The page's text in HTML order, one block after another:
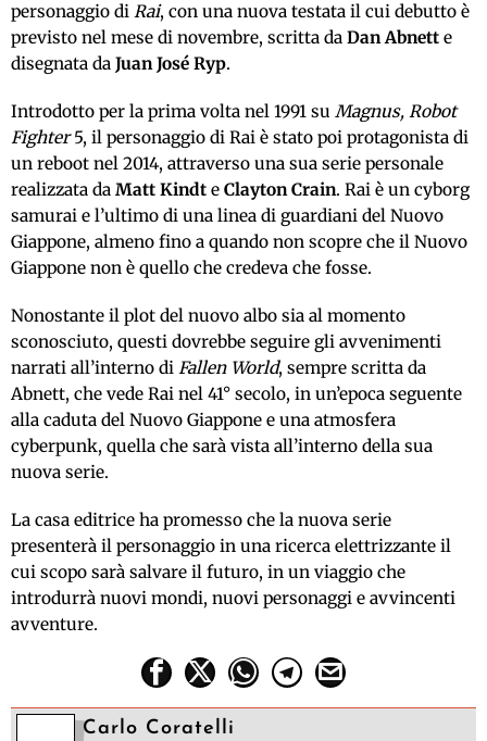
personaggio di Rai, con una nuova testata il cui debutto è
previsto nel mese di novembre, scritta da Dan Abnett e
disegnata da Juan José Ryp.
Introdotto per la prima volta nel 1991 su Magnus, Robot
Fighter5, il personaggio di Rai è stato poi protagonista di
un reboot nel 2014, attraverso una sua serie personale
realizzata da Matt Kindt e Clayton Crain. Rai è un cyborg
samurai e l’ultimo di una linea di guardiani del Nuovo
Giappone, almeno fino a quando non scopre che il Nuovo
Giappone non è quello che credeva che fosse.
Nonostante il plot del nuovo albo sia al momento
sconosciuto, questi dovrebbe seguire gli avvenimenti
narrati all’interno di Fallen World, sempre scritta da
Abnett, che vede Rai nel 41° secolo, in un’epoca seguente
alla caduta del Nuovo Giappone e una atmosfera
cyberpunk, quella che sarà vista all’interno della sua
nuova serie.
La casa editrice ha promesso che la nuova serie
presenterà il personaggio in una ricerca elettrizzante il
cui scopo sarà salvare il futuro, in un viaggio che
introdurrà nuovi mondi, nuovi personaggi e avvincenti
avventure.
Carlo Coratelli